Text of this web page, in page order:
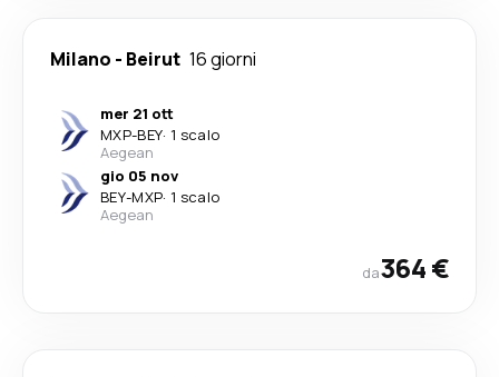
Milano - Beirut 16 giorni
mer 21 ott
MXP-BEY· 1 scalo
Aegean
gio 05 nov
BEY-MXP· 1 scalo
Aegean
da364 €